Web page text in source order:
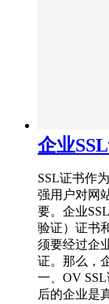
企业
SSL证书作
强用户对网
要。企业
验证）证书
须要经过企
证。那么，
一、OV
后的企业是